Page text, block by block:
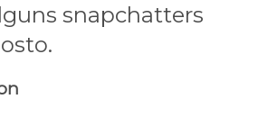
snapchatters